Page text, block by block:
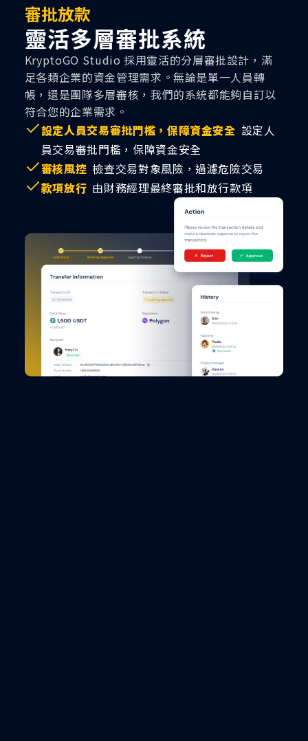
審批放款
靈活多層審批系統
KryptoGO Studio 採用靈活的分層審批設計，滿
足各類企業的資金管理需求。無論是單一人員轉
帳，還是團隊多層審核，我們的系統都能夠自訂以
符合您的企業需求。
設定人員交易審批門檻，保障資金安全 設定人
員交易審批門檻，保障資金安全
審核風控 檢查交易對象風險，過濾危險交易
款項放行 由財務經理最終審批和放行款項